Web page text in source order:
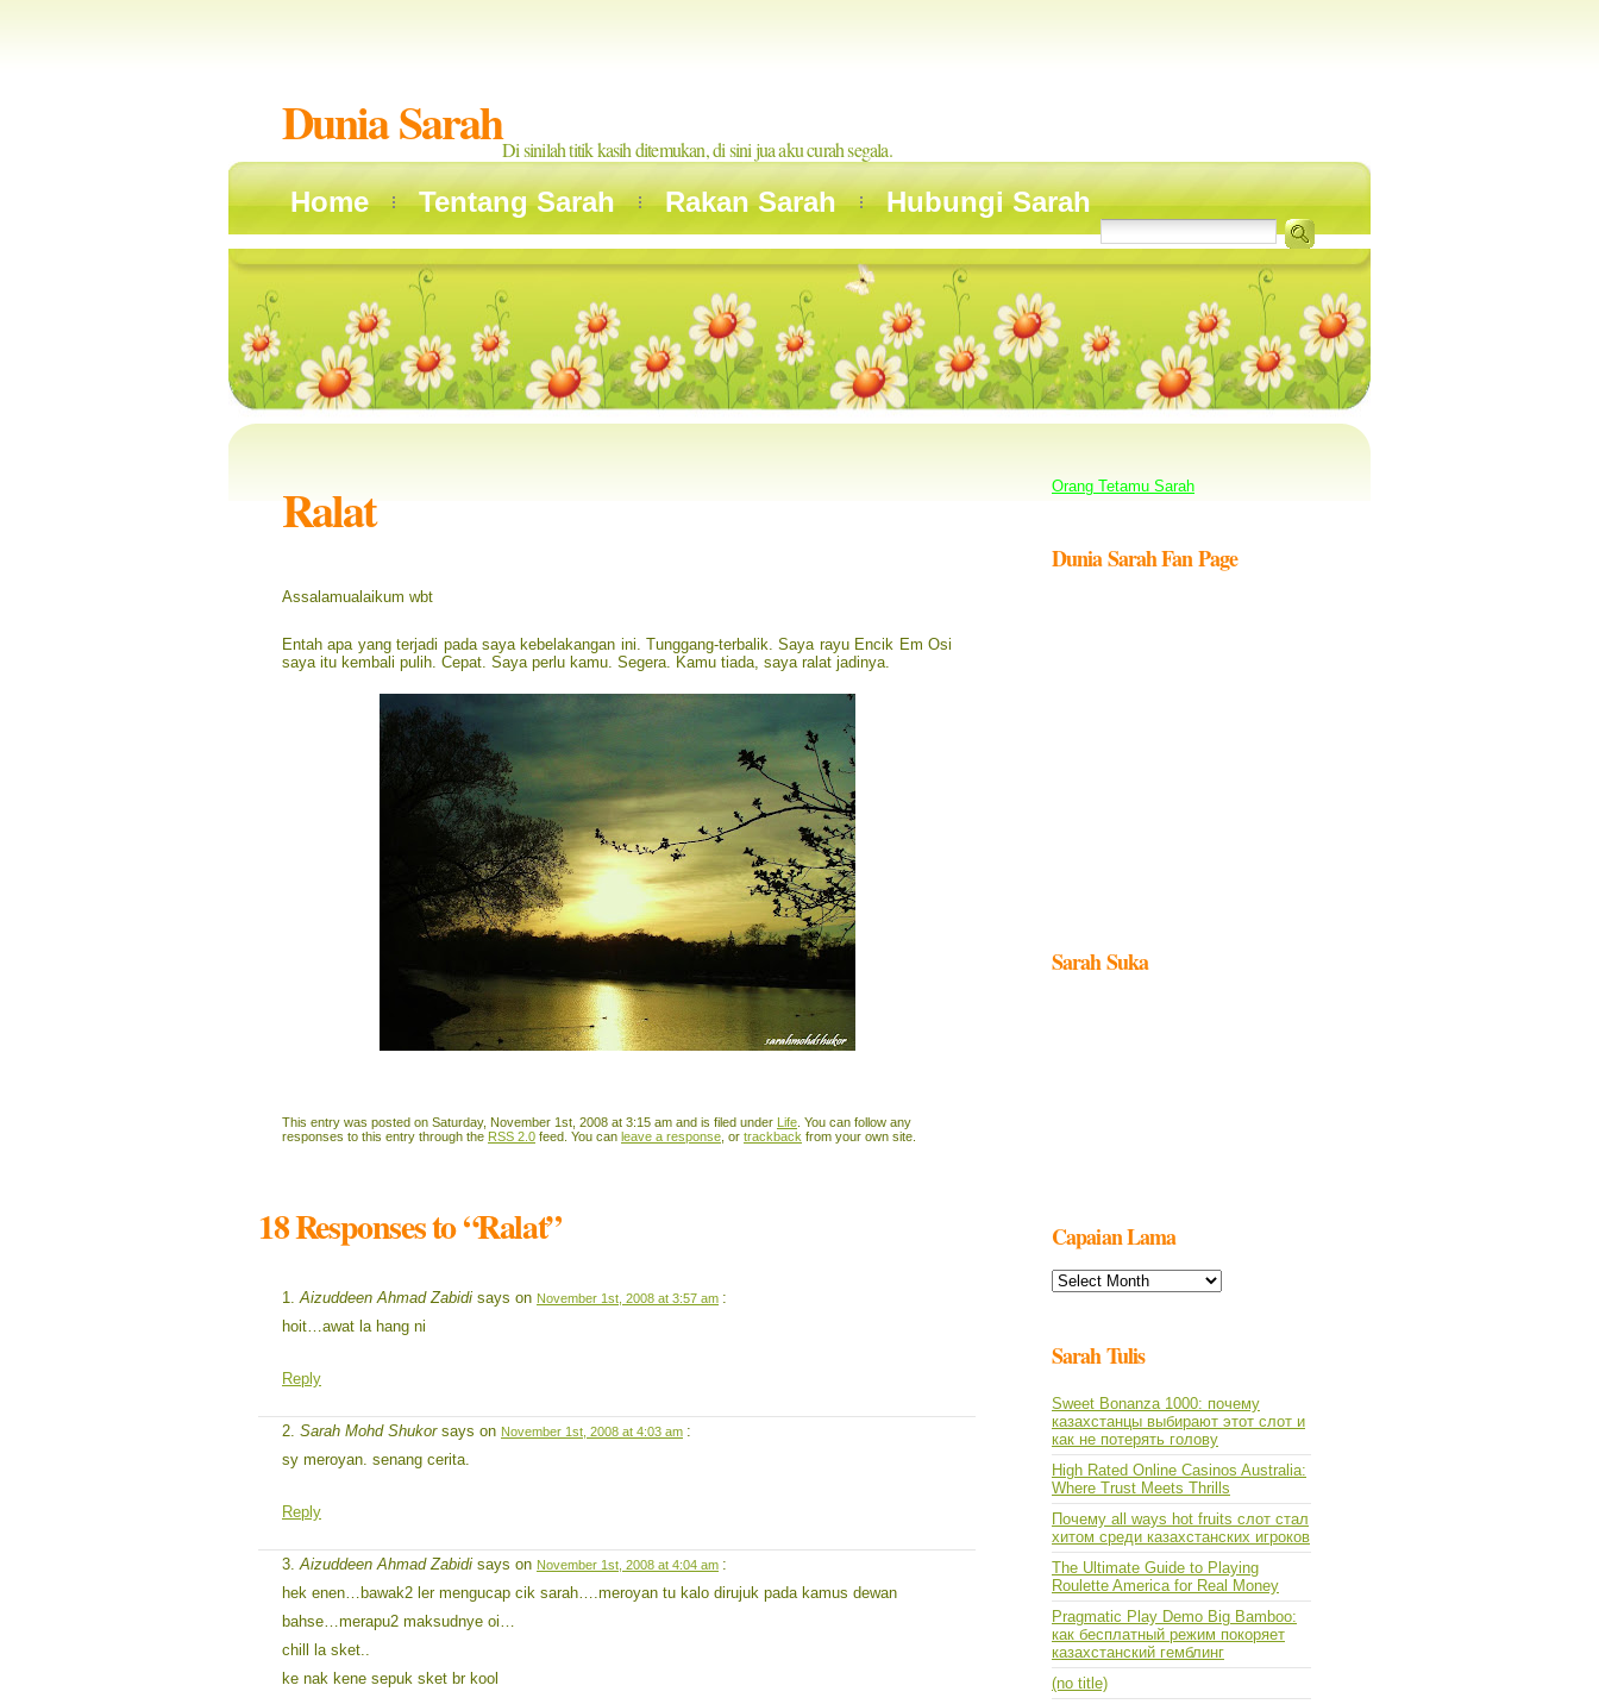
Dunia SarahDi sinilah titik kasih ditemukan, di sini jua aku curah segala.
Home Tentang Sarah Rakan Sarah Hubungi Sarah
Ralat
Assalamualaikum wbt
Entah apa yang terjadi pada saya kebelakangan ini. Tunggang-terbalik. Saya rayu Encik Em Osi
saya itu kembali pulih. Cepat. Saya perlu kamu. Segera. Kamu tiada, saya ralat jadinya.
This entry was posted on Saturday, November 1st, 2008 at 3:15 am and is filed under Life . You can follow any
responses to this entry through the RSS 2.0 feed. You can leave a response , or trackback from your own site.
18 Responses to “Ralat”
Aizuddeen Ahmad Zabidi says on November 1st, 2008 at 3:57 am :
hoit…awat la hang ni
Reply
Sarah Mohd Shukorsays on November 1st, 2008 at 4:03 am :
sy meroyan. senang cerita.
Reply
Aizuddeen Ahmad Zabidi says on November 1st, 2008 at 4:04 am :
hek enen…bawak2 ler mengucap cik sarah….meroyan tu kalo dirujuk pada kamus dewan
bahse…merapu2 maksudnye oi…
chill la sket..
ke nak kene sepuk sket br kool
Orang Tetamu Sarah
Dunia Sarah Fan Page
Sarah Suka
Capaian Lama
Capaian
Lama
Sarah Tulis
Sweet Bonanza 1000: почему
казахстанцы выбирают этот слот и
как не потерять голову
High Rated Online Casinos Australia:
Where Trust Meets Thrills
Почему all ways hot fruits слот стал
хитом среди казахстанских игроков
The Ultimate Guide to Playing
Roulette America for Real Money
Pragmatic Play Demo Big Bamboo:
как бесплатный режим покоряет
казахстанский гемблинг
(no title)